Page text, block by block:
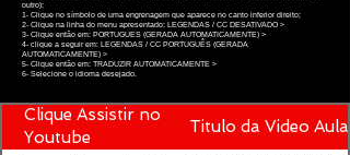
outro):
1- Clique no símbolo de uma engrenagem que aparece no canto inferior direito;
2- Clique na linha do menu apresentado: LEGENDAS / CC DESATIVADO >
3- Clique então em: PORTUGUES (GERADA AUTOMATICAMENTE) >
4- clique a seguir em: LEGENDAS / CC PORTUGUÊS (GERADA
AUTOMATICAMENTE) >
5- Clique então em: TRADUZIR AUTOMATICAMENTE >
6- Selecione o idioma desejado.
Clique Assistir no
Youtube
Titulo da Video Aula